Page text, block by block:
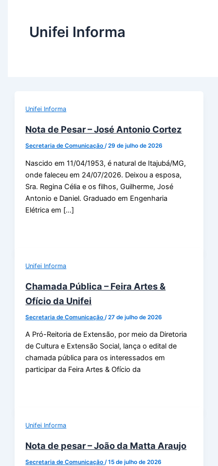
Unifei Informa
Unifei Informa
Nota de Pesar – José Antonio Cortez
Secretaria de Comunicação/29 de julho de 2026
Nascido em 11/04/1953, é natural de Itajubá/MG,
onde faleceu em 24/07/2026. Deixou a esposa,
Sra. Regina Célia e os filhos, Guilherme, José
Antonio e Daniel. Graduado em Engenharia
Elétrica em […]
Unifei Informa
Chamada Pública – Feira Artes &
Ofício da Unifei
Secretaria de Comunicação /27 de julho de 2026
A Pró-Reitoria de Extensão, por meio da Diretoria
de Cultura e Extensão Social, lança o edital de
chamada pública para os interessados em
participar da Feira Artes & Ofício da
Unifei Informa
Nota de pesar – João da Matta Araujo
Secretaria de Comunicação/15 de julho de 2026